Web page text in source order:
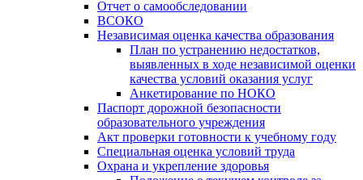
Отчет о самообследовании
ВСОКО
Независимая оценка качества образования
План по устранению недостатков,
выявленных в ходе независимой оценки
качества условий оказания услуг
Анкетирование по НОКО
Паспорт дорожной безопасности
образовательного учреждения
Акт проверки готовности к учебному году
Специальная оценка условий труда
Охрана и укрепление здоровья